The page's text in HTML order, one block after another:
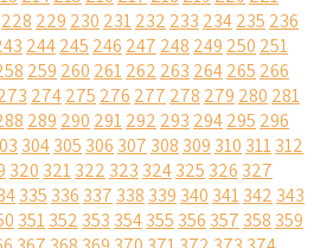
228 229 230 231232 233 234235 236
244245 246 247 248 249 250 251
259 260 261262 263 264265 266
274275 276 277 278 279 280 281
289 290 291292 293 294295 296
304305 306 307 308 309 310 311312
320 321322 323 324325 326 327
335 336 337 338 339 340 341342 343
351352 353 354355 356 357 358 359